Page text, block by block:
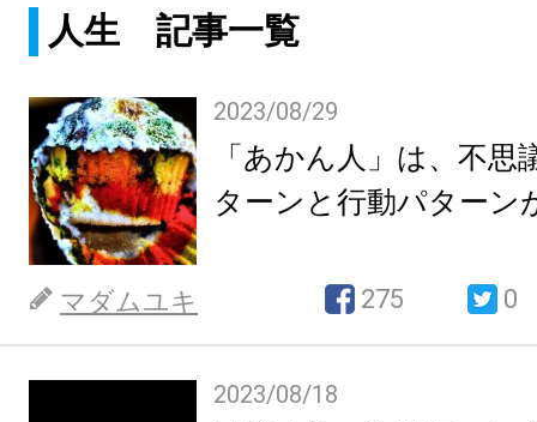
人生 記事一覧
2023/08/29
「あかん人」は、不思
ターンと行動パターン
マダムユキ 275 0
2023/08/18